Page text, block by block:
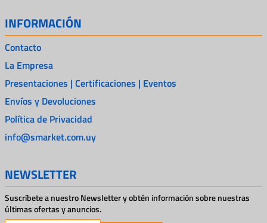
INFORMACIÓN
Contacto
La Empresa
Presentaciones | Certificaciones | Eventos
Envíos y Devoluciones
Política de Privacidad
info@smarket.com.uy
NEWSLETTER
Suscríbete a nuestro Newsletter y obtén información sobre nuestras
últimas ofertas y anuncios.